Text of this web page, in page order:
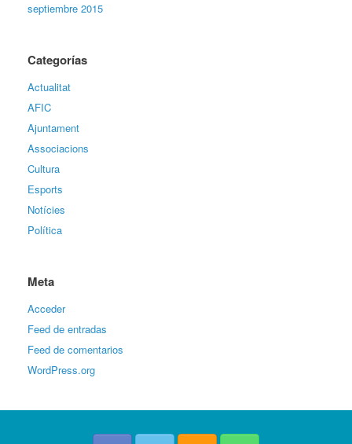
septiembre 2015
Categorías
Actualitat
AFIC
Ajuntament
Associacions
Cultura
Esports
Notícies
Política
Meta
Acceder
Feed de entradas
Feed de comentarios
WordPress.org